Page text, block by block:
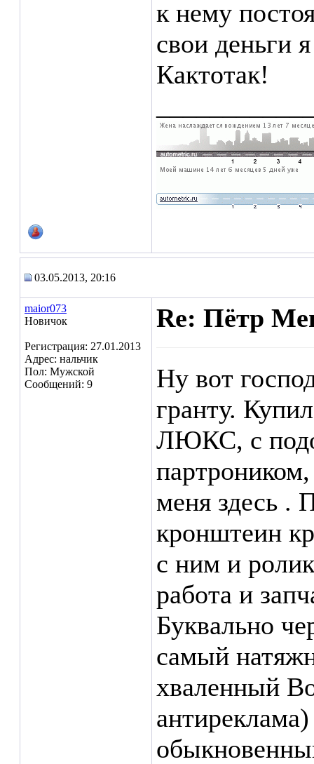
к нему
свои деньги
Кактотак!
03.05.2013, 20:16
maior073
Новичок
Регистрация: 27.01.2013
Адрес: нальчик
Пол: Мужской
Сообщений: 9
Re: Пётр
Ну вот
гранту.
ЛЮКС, с
меня здесь .
кронштеин
с ним и
работа и
Буквально
самый
хваленный